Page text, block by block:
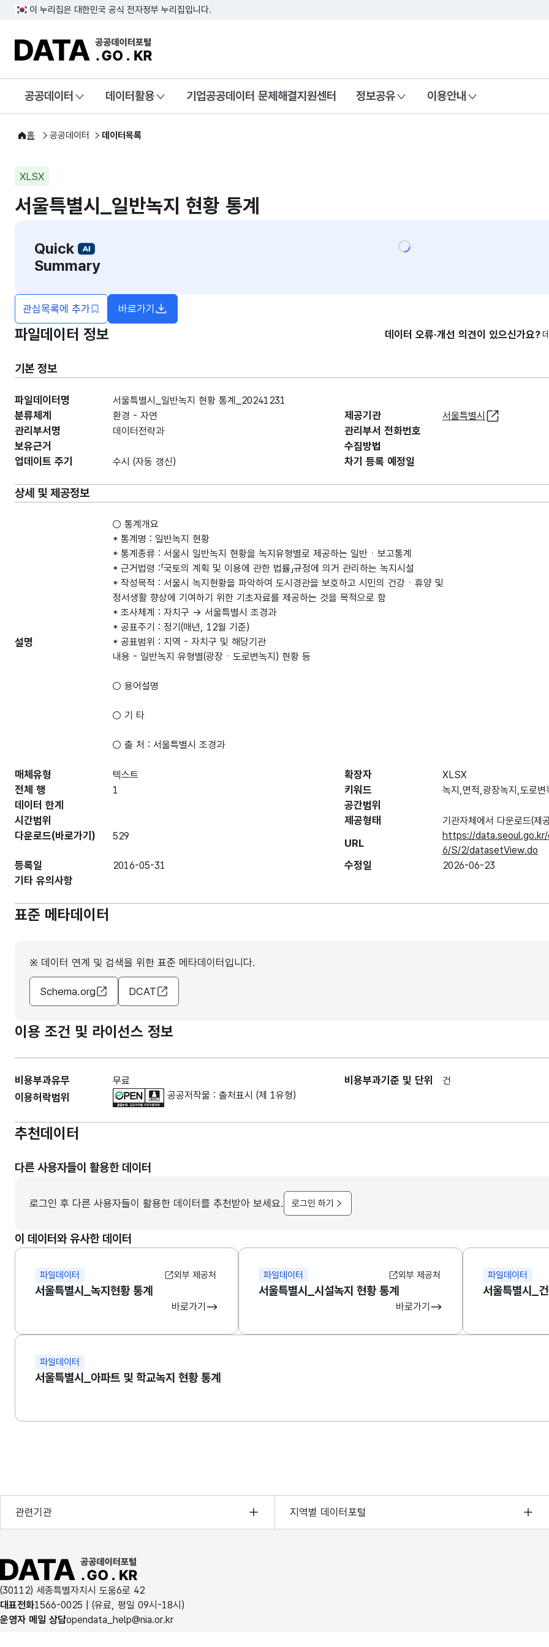
이 누리집은 대한민국 공식 전자정부 누리집입니다.
DATA.GO.KR 공공데이터포털
공공데이터 데이터활용 기업공공데이터 문제해결지원센터 정보공유 이용안내
홈 공공데이터 데이터목록
XLSX
서울특별시_일반녹지 현황 통계
Quick
Summary
관심목록에 추가
새창열림
바로가기
파일데이터 정보 데이터 오류·개선 의견이 있으신가요?
기본 정보
파일데이터명 서울특별시_일반녹지 현황 통계_20241231
분류체계 환경 - 자연 제공기관 서울특별시
관리부서명 데이터전략과
관리부서 전화번호
보유근거
수집방법
업데이트 주기
수시 (자동 갱신) 차기 등록 예정일
상세 및 제공정보
설명
○ 통계개요
* 통계명 : 일반녹지 현황
* 통계종류 : 서울시 일반녹지 현황을 녹지유형별로 제공하는 일반ㆍ보고통계
* 근거법령 :「국토의 계획 및 이용에 관한 법률」규정에 의거 관리하는 녹지시설
* 작성목적 : 서울시 녹지현황을 파악하여 도시경관을 보호하고 시민의 건강ㆍ휴양 및
정서생활 향상에 기여하기 위한 기초자료를 제공하는 것을 목적으로 함
* 조사체계 : 자치구 → 서울특별시 조경과
* 공표주기 : 정기(매년, 12월 기준)
* 공표범위 : 지역 - 자치구 및 해당기관
내용 - 일반녹지 유형별(광장ㆍ도로변녹지) 현황 등
○ 용어설명
○ 기 타
○ 출 처 : 서울특별시 조경과
매체유형 텍스트 확장자 XLSX
전체 행 1 키워드 녹지,면적,광장녹지,도로변
데이터 한계
공간범위
시간범위
제공형태 기관자체에서 다운로드(제
다운로드(바로가기) 529
URL
https://
6/S/2/datasetView.do
등록일 2016-05-31 수정일 2026-06-23
기타 유의사항
표준 메타데이터
※ 데이터 연계 및 검색을 위한 표준 메타데이터입니다.
Schema.org DCAT
이용 조건 및 라이선스 정보
비용부과유무 무료 비용부과기준 및 단위 건
이용허락범위 공공저작물 : 출처표시 (제 1유형)
추천데이터
다른 사용자들이 활용한 데이터
로그인 후 다른 사용자들이 활용한 데이터를 추천받아 보세요. 로그인 하기
이 데이터와 유사한 데이터
파일데이터 외부 제공처
서울특별시_녹지현황 통계
바로가기
파일데이터 외부 제공처
서울특별시_시설녹지 현황 통계
바로가기
파일데이터
서울특별시_
파일데이터
서울특별시_아파트 및 학교녹지 현황 통계
관련기관
행정안전부
한국지능정보사회진흥원
국가정보자원관리원
한국지역정보개발원
지역별 데이터포털
서울 열린데이터광장
경기데이터드림
공공데이터포털 바로가기
(30112) 세종특별자치시 도움6로 42
대표전화1566-0025 | (유료, 평일 09시-18시)
운영자 메일 상담opendata_help@nia.or.kr